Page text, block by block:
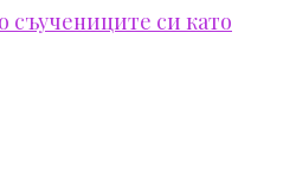
съучениците си като